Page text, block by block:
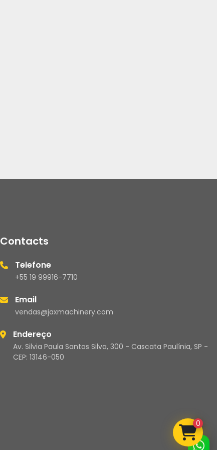
Contacts
Telefone
+55 19 99916-7710
Email
vendas@jaxmachinery.com
Endereço
Av. Silvia Paula Santos Silva, 300 - Cascata Paulínia, SP -
CEP: 13146-050
0